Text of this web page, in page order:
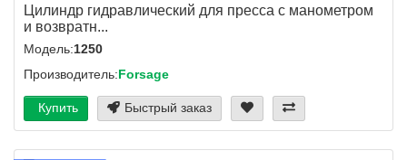
Цилиндр гидравлический для пресса с манометром
и возвратн...
Модель:1250
Производитель:Forsage
Купить Быстрый заказ